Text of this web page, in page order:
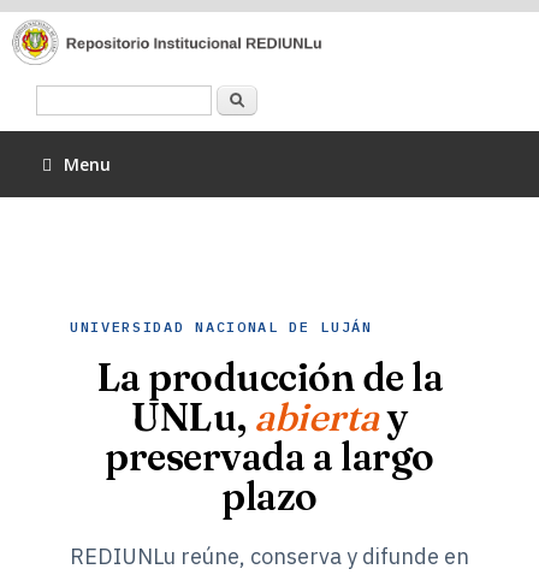
Menu
UNIVERSIDAD NACIONAL DE LUJÁN
La producción de la
UNLu, abiertay
preservada a largo
plazo
REDIUNLu reúne, conserva y difunde en